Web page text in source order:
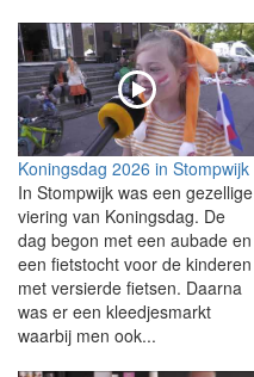
Koningsdag 2026 in Stompwijk
In Stompwijk was een gezellige
viering van Koningsdag. De
dag begon met een aubade en
een fietstocht voor de kinderen
met versierde fietsen. Daarna
was er een kleedjesmarkt
waarbij men ook...